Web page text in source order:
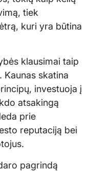
tiek
kuri yra būtina
klausimai taip
Kaunas skatina
investuoja į
atsakingą
prie
reputaciją bei
pagrindą